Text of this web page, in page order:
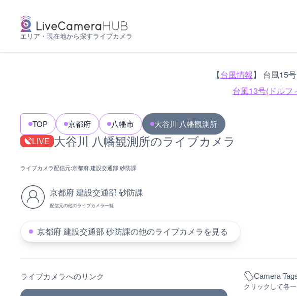
エリア・現在地から探すライブカメラ
【台風情報】 台風15
台風13号(ドルフ
TOP 京都府 八幡市 大谷川 八幡観測所
LIVE 大谷川 八幡観測所のライブカメラ
ライブカメラ配信元:京都府 建設交通部 砂防課
京都府 建設交通部 砂防課
配信元の他のライブカメラ一覧
京都府 建設交通部 砂防課の他のライブカメラを見る
ライブカメラへのリンク Camera
クリックして各